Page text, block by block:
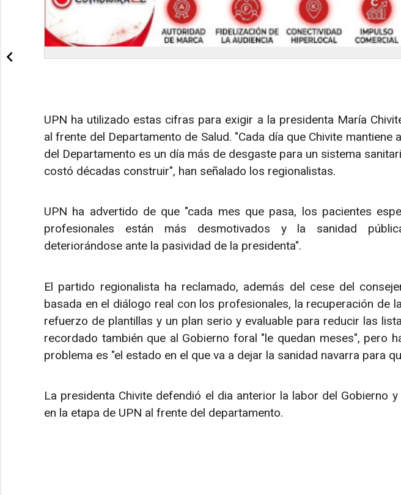
UPN ha utilizado estas cifras para exigir a la presidenta María
al frente del Departamento de Salud. "Cada día que Chivite mantiene
del Departamento es un día más de desgaste para un sistema
costó décadas construir", han señalado los regionalistas.
UPN ha advertido de que "cada mes que pasa, los pacientes
profesionales están más desmotivados y la sanidad
deteriorándose ante la pasividad de la presidenta".
El partido regionalista ha reclamado, además del cese del
basada en el diálogo real con los profesionales, la recuperación de
refuerzo de plantillas y un plan serio y evaluable para reducir las
recordado también que al Gobierno foral "le quedan meses", pero
problema es "el estado en el que va a dejar la sanidad navarra para
La presidenta Chivite defendió el dia anterior la labor del Gobierno
en la etapa de UPN al frente del departamento.